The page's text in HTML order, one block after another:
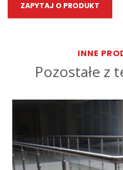
ZAPYTAJ O PRODUKT
INNE
Pozostałe z